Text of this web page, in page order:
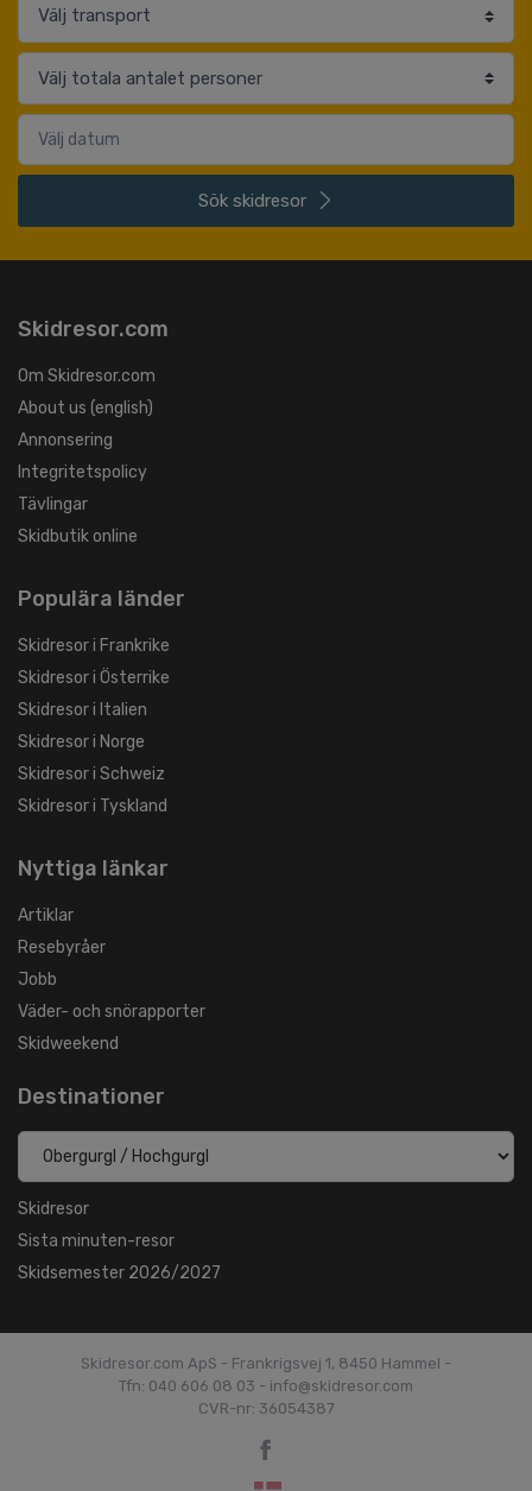
Sök skidresor
Skidresor.com
Om Skidresor.com
About us (english)
Annonsering
Integritetspolicy
Tävlingar
Skidbutik online
Populära länder
Skidresor i Frankrike
Skidresor i Österrike
Skidresor i Italien
Skidresor i Norge
Skidresor i Schweiz
Skidresor i Tyskland
Nyttiga länkar
Artiklar
Resebyråer
Jobb
Väder- och snörapporter
Skidweekend
Destinationer
Skidresor
Sista minuten-resor
Skidsemester 2026/2027
Skidresor.com ApS - Frankrigsvej 1, 8450 Hammel -
Tfn: 040 606 08 03 - info@skidresor.com
CVR-nr: 36054387